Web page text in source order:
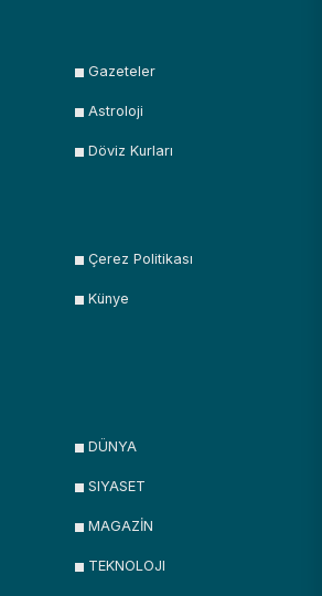
Gazeteler
Astroloji
Döviz Kurları
Çerez Politikası
Künye
DÜNYA
SIYASET
MAGAZİN
TEKNOLOJI